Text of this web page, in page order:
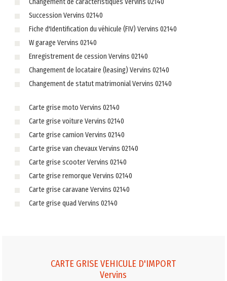
Changement de caractéristiques Vervins 02140
Succession Vervins 02140
Fiche d'Identification du véhicule (FIV) Vervins 02140
W garage Vervins 02140
Enregistrement de cession Vervins 02140
Changement de locataire (leasing) Vervins 02140
Changement de statut matrimonial Vervins 02140
Carte grise moto Vervins 02140
Carte grise voiture Vervins 02140
Carte grise camion Vervins 02140
Carte grise van chevaux Vervins 02140
Carte grise scooter Vervins 02140
Carte grise remorque Vervins 02140
Carte grise caravane Vervins 02140
Carte grise quad Vervins 02140
CARTE GRISE VEHICULE D'IMPORT
Vervins